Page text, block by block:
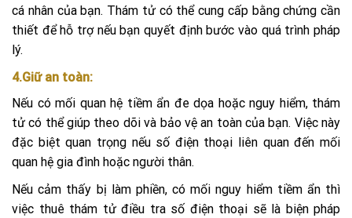
cá nhân của bạn. Thám tử có thể cung cấp bằng chứng cần
thiết để hỗ trợ nếu bạn quyết định bước vào quá trình pháp
lý.
4.Giữ an toàn:
Nếu có mối quan hệ tiềm ẩn đe dọa hoặc nguy hiểm, thám
tử có thể giúp theo dõi và bảo vệ an toàn của bạn. Việc này
đặc biệt quan trọng nếu số điện thoại liên quan đến mối
quan hệ gia đình hoặc người thân.
Nếu cảm thấy bị làm phiền, có mối nguy hiểm tiềm ẩn thì
việc thuê thám tử điều tra số điện thoại sẽ là biện pháp